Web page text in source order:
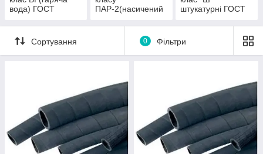
вода) ГОСТ
ПАР-2(насичений
79
штукатурні ГОСТ
Сортування 0 Фільтри